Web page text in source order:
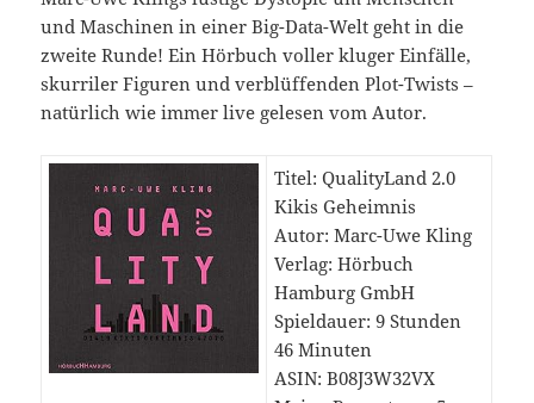
und Maschinen in einer Big-Data-Welt geht in die
zweite Runde! Ein Hörbuch voller kluger Einfälle,
skurriler Figuren und verblüffenden Plot-Twists –
natürlich wie immer live gelesen vom Autor.
Titel: QualityLand 2.0
Kikis Geheimnis
Autor: Marc-Uwe Kling
Verlag: Hörbuch
Hamburg GmbH
Spieldauer: 9 Stunden
46 Minuten
ASIN: B08J3W32VX